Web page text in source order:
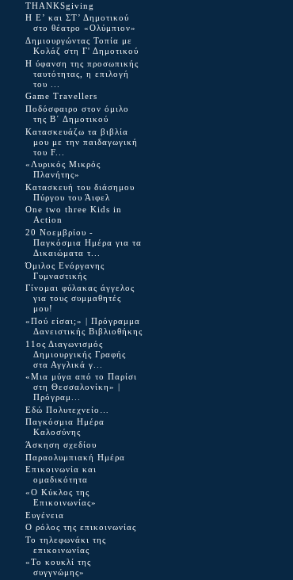
THANKSgiving
Η Ε’ και ΣΤ’ Δημοτικού
στο θέατρο «Ολύμπιον»
Δημιουργώντας Τοπία με
Κολάζ στη Γ' Δημοτικού
Η ύφανση της προσωπικής
ταυτότητας, η επιλογή
του ...
Game Travellers
Ποδόσφαιρο στον όμιλο
της Β΄ Δημοτικού
Κατασκευάζω τα βιβλία
μου με την παιδαγωγική
του F...
«Λυρικός Μικρός
Πλανήτης»
Κατασκευή του διάσημου
Πύργου του Άιφελ
One two three Kids in
Action
20 Νοεμβρίου -
Παγκόσμια Ημέρα για τα
Δικαιώματα τ...
Όμιλος Ενόργανης
Γυμναστικής
Γίνομαι φύλακας άγγελος
για τους συμμαθητές
μου!
«Πού είσαι;» | Πρόγραμμα
Δανειστικής Βιβλιοθήκης
11ος Διαγωνισμός
Δημιουργικής Γραφής
στα Αγγλικά γ...
«Μια μύγα από το Παρίσι
στη Θεσσαλονίκη» |
Πρόγραμ...
Εδώ Πολυτεχνείο…
Παγκόσμια Ημέρα
Καλοσύνης
Άσκηση σχεδίου
Παραολυμπιακή Ημέρα
Επικοινωνία και
ομαδικότητα
«Ο Κύκλος της
Επικοινωνίας»
Ευγένεια
Ο ρόλος της επικοινωνίας
Το τηλεφωνάκι της
επικοινωνίας
«Το κουκλί της
συγγνώμης»